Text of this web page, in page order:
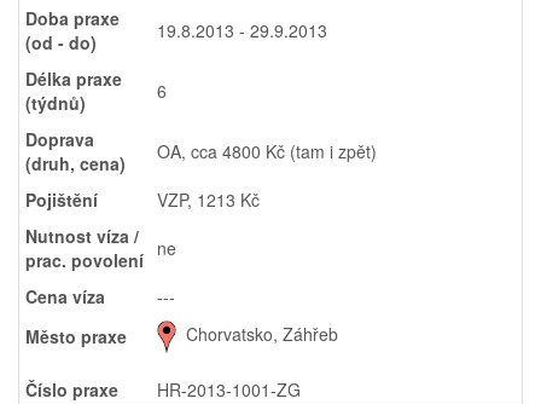
Doba praxe
(od - do)
19.8.2013 - 29.9.2013
Délka praxe
(týdnů)
6
Doprava
(druh, cena)
OA, cca 4800 Kč (tam i zpět)
Pojištění
VZP, 1213 Kč
Nutnost víza /
prac. povolení ne
Cena víza
---
Město praxe
Chorvatsko, Záhřeb
Číslo praxe HR-2013-1001-ZG